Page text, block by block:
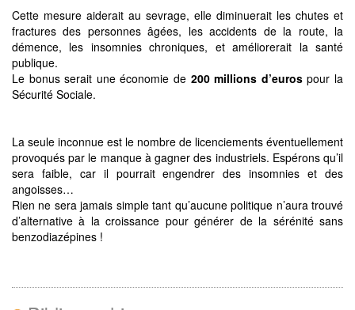
Cette mesure aiderait au sevrage, elle diminuerait les chutes et
fractures des personnes âgées, les accidents de la route, la
démence, les insomnies chroniques, et améliorerait la santé
publique.
Le bonus serait une économie de 200 millions d’eurospour la
Sécurité Sociale.
La seule inconnue est le nombre de licenciements éventuellement
provoqués par le manque à gagner des industriels. Espérons qu’il
sera faible, car il pourrait engendrer des insomnies et des
angoisses…
Rien ne sera jamais simple tant qu’aucune politique n’aura trouvé
d’alternative à la croissance pour générer de la sérénité sans
benzodiazépines !